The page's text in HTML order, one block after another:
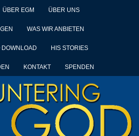
ÜBER EGM ÜBER UNS
WAS WIR ANBIETEN
HIS STORIES
KONTAKT SPENDEN